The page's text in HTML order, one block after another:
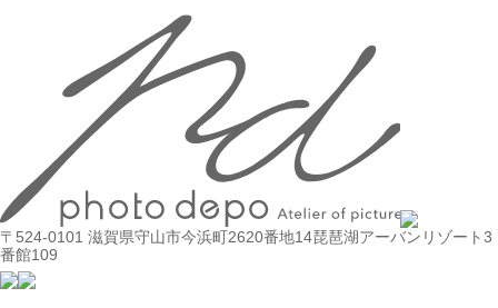
〒524-0101 滋賀県守山市今浜町2620番地14琵琶湖アーバンリゾート3
番館109